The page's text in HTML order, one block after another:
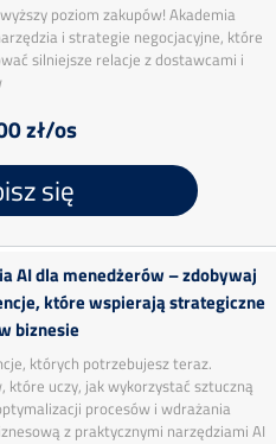
poziom zakupów! Akademia
i strategie negocjacyjne, które
silniejsze relacje z dostawcami i
zł/os
się
AI dla menedżerów – zdobywaj
które wspierają strategiczne
biznesie
których potrzebujesz teraz.
uczy, jak wykorzystać sztuczną
procesów i wdrażania
z praktycznymi narzędziami AI